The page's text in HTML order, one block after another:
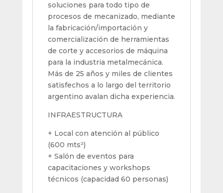
soluciones para todo tipo de
procesos de mecanizado, mediante
la fabricación/importación y
comercialización de herramientas
de corte y accesorios de máquina
para la industria metalmecánica.
Más de 25 años y miles de clientes
satisfechos a lo largo del territorio
argentino avalan dicha experiencia.
INFRAESTRUCTURA
+ Local con atención al público
(600 mts²)
+ Salón de eventos para
capacitaciones y workshops
técnicos (capacidad 60 personas)